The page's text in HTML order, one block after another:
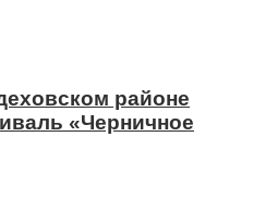
районе
«Черничное